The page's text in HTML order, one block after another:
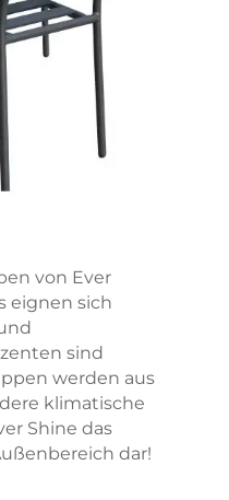
von Ever
eignen sich
sind
werden aus
klimatische
Shine das
dar!